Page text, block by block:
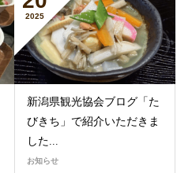
2025
新潟県観光協会ブログ「た
びきち」で紹介いただきま
した...
お知らせ